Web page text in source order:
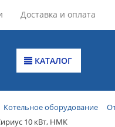
Доставка и оплата
КАТАЛОГ
Котельное оборудование
10 кВт, НМК